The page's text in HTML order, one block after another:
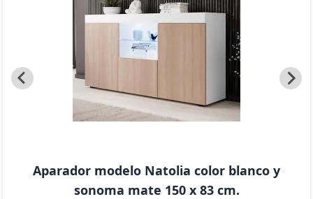
Aparador modelo Natolia color blanco y
sonoma mate 150 x 83 cm.